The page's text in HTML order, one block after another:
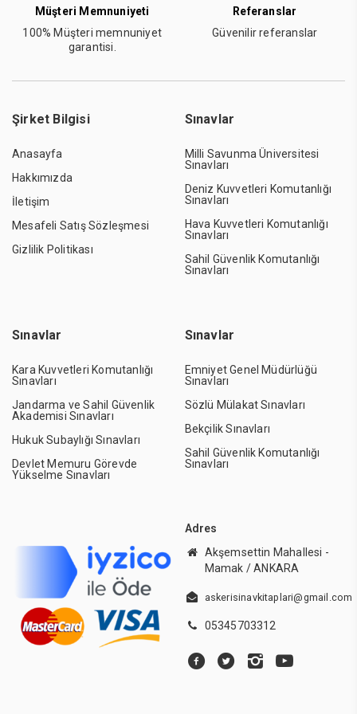
Müşteri Memnuniyeti
100% Müşteri memnuniyet
garantisi.
Referanslar
Güvenilir referanslar
Şirket Bilgisi
Anasayfa
Hakkımızda
İletişim
Mesafeli Satış Sözleşmesi
Gizlilik Politikası
Sınavlar
Milli Savunma Üniversitesi
Sınavları
Deniz Kuvvetleri Komutanlığı
Sınavları
Hava Kuvvetleri Komutanlığı
Sınavları
Sahil Güvenlik Komutanlığı
Sınavları
Sınavlar
Kara Kuvvetleri Komutanlığı
Sınavları
Jandarma ve Sahil Güvenlik
Akademisi Sınavları
Hukuk Subaylığı Sınavları
Devlet Memuru Görevde
Yükselme Sınavları
Sınavlar
Emniyet Genel Müdürlüğü
Sınavları
Sözlü Mülakat Sınavları
Bekçilik Sınavları
Sahil Güvenlik Komutanlığı
Sınavları
Adres
Akşemsettin Mahallesi -
Mamak / ANKARA
askerisinavkitaplari@gmail.com
05345703312